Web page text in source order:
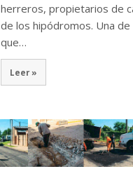
herreros, propietarios de
de los hipódromos. Una
que…
Leer »